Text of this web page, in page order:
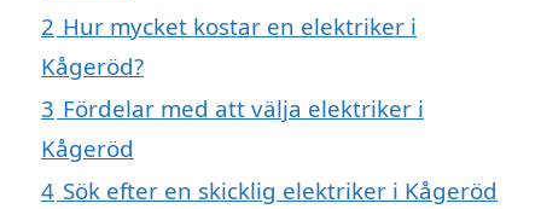
2 Hur mycket kostar en elektriker i
Kågeröd?
3 Fördelar med att välja elektriker i
Kågeröd
4 Sök efter en skicklig elektriker i Kågeröd